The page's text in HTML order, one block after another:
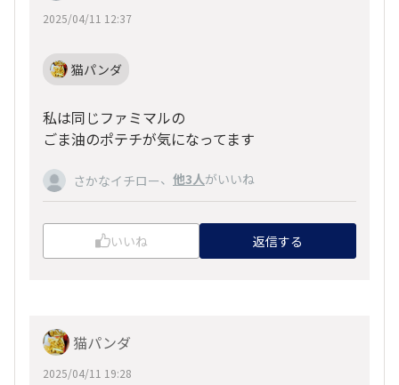
2025/04/11 12:37
猫パンダ
私は同じファミマルの
ごま油のポテチが気になってます
さかなイチロー、 他3人がいいね
いいね 返信する
猫パンダ
2025/04/11 19:28